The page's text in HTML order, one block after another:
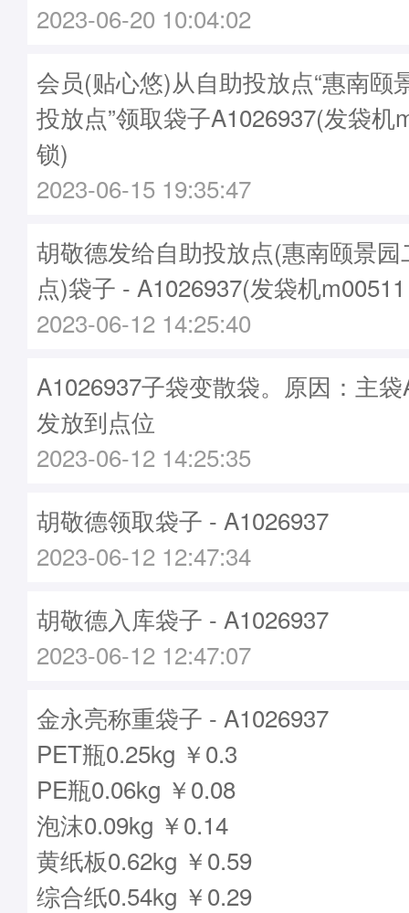
2023-06-20 10:04:02
会员(贴心悠)从自助投放点“惠南颐
投放点”领取袋子A1026937(发袋机
锁)
2023-06-15 19:35:47
胡敬德发给自助投放点(惠南颐景
点)袋子 - A1026937(发袋机
2023-06-12 14:25:40
A1026937子袋变散袋。原因：主
发放到点位
2023-06-12 14:25:35
胡敬德领取袋子 - A1026937
2023-06-12 12:47:34
胡敬德入库袋子 - A1026937
2023-06-12 12:47:07
金永亮称重袋子 - A1026937
PET瓶0.25kg ￥0.3
PE瓶0.06kg ￥0.08
泡沫0.09kg ￥0.14
黄纸板0.62kg ￥0.59
综合纸0.54kg ￥0.29